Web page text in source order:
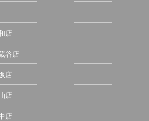
店
谷店
店
店
店